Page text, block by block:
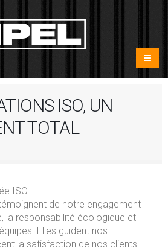
ISO, UN
TOTAL
ISO :
de notre engagement
la responsabilité écologique et
Elles guident nos
la satisfaction de nos clients